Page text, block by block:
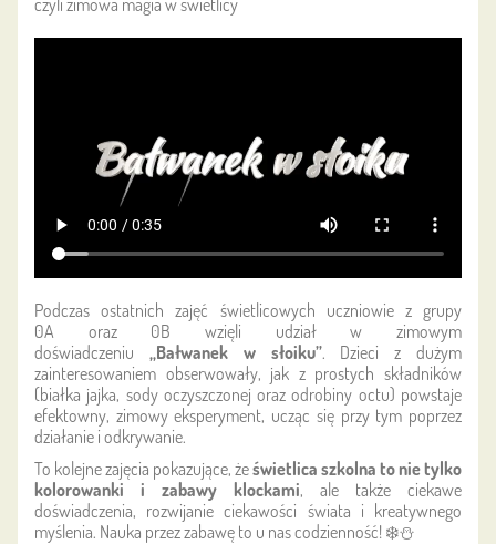
Podczas ostatnich zajęć świetlicowych uczniowie z grupy
0A oraz 0B wzięli udział w zimowym
doświadczeniu „Bałwanek w słoiku”. Dzieci z dużym
zainteresowaniem obserwowały, jak z prostych składników
(białka jajka, sody oczyszczonej oraz odrobiny octu) powstaje
efektowny, zimowy eksperyment, ucząc się przy tym poprzez
działanie i odkrywanie.
To kolejne zajęcia pokazujące, żeświetlica szkolna to nie tylko
kolorowanki i zabawy klockami, ale także ciekawe
doświadczenia, rozwijanie ciekawości świata i kreatywnego
myślenia. Nauka przez zabawę to u nas codzienność! ❄️⛄